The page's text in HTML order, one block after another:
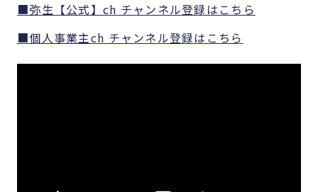
■弥生【公式】ch チャンネル登録はこちら
■個人事業主ch チャンネル登録はこちら